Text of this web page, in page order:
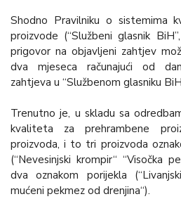
Shodno Pravilniku o sistemima
proizvode (“Službeni glasnik
prigovor na objavljeni zahtjev
dva mjeseca računajući od
zahtjeva u “Službenom glasniku
Trenutno je, u skladu sa
kvaliteta za prehrambene
proizvoda, i to tri proizvoda
(“Nevesinjski krompir“ “Visočka
dva oznakom porijekla
mućeni pekmez od drenjina“).